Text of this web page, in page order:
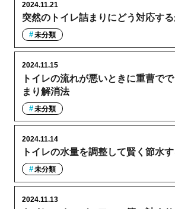
突然のトイレ詰まりにどう対応す
2024.11.21
未分類
トイレの流れが悪いときに重曹で
まり解消法
2024.11.15
未分類
トイレの水量を調整して賢く節水
2024.11.14
未分類
2024.11.13